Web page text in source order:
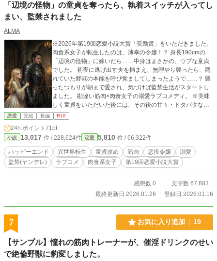
「辺境の怪物」の童貞を奪ったら、執着スイッチが入ってし
まい、監禁されました
ALMA
※2026年第19回恋愛小説大賞「奨励賞」をいただきました。
肉食系女子が転生したのは、薄幸の令嬢！？ 身長190cmの
「辺境の怪物」に嫁いだら……中身はまさかの、ウブな童貞
でした。 初夜に逃げ出す夫を捕まえ、無理やり襲ったら、隠
れていた野獣の本能を呼び覚ましてしまったようで……？ 襲
ったつもりが朝まで愛され、気づけば監禁生活がスタートし
ました。 勘違い筋肉×肉食女子の溺愛ラブコメディ。 ※美味
しく童貞をいただいた後には、その後の甘々・ドタバタな
日々も連載しています！
恋愛 完結 長編 R18
24h.ポイント 71pt
小説 13,017 位 / 228,624件 恋愛 5,810 位 / 66,322件
ハッピーエンド 異世界転生 童貞攻め 筋肉 悪役令嬢
溺愛
監禁(ヤンデレ)
ラブコメ 肉食系女子 第19回恋愛小説大賞
感想数 0
文字数 67,683
最終更新日 2026.01.26
登録日 2026.01.16
7 お気に入り追加 19
【サンプル】憧れの筋肉トレーナーが、催淫ドリンクのせい
で絶倫野獣に豹変しました。